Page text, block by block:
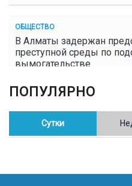
ОБЩЕСТВО
В Алматы задержан
преступной среды по
вымогательстве
ОБЩЕСТВО
Полицейские пресекли
конопли в Таразе
Казахстан возглавил
ПОПУЛЯРНО
Сутки